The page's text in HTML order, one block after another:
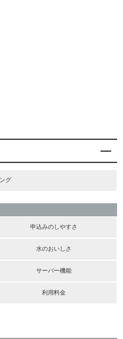
グ
申込みのしやすさ
水のおいしさ
サーバー機能
利用料金